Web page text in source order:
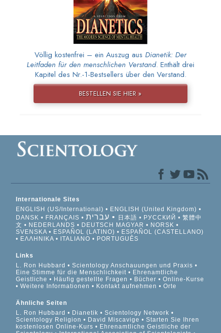
Völlig kostenfrei – ein Auszug aus Dianetik: Der
Leitfaden für den menschlichen Verstand. Enthält drei
Kapitel des Nr.-1-Bestsellers über den Verstand.
BESTELLEN SIE HIER »
Internationale Sites
ENGLISH (US/International)
ENGLISH (United Kingdom)
DANSK
FRANÇAIS עברית 日本語 РУССКИЙ
繁體中
文
NEDERLANDS DEUTSCH MAGYAR
NORSK
SVENSKA
ESPAÑOL (LATINO)
ESPAÑOL (CASTELLANO)
ΕΛΛΗΝΙΚA
ITALIANO PORTUGUÊS
Links
L. Ron Hubbard
Scientology Anschauungen und Praxis
Eine Stimme für die Menschlichkeit
Ehrenamtliche
Geistliche
Häufig gestellte Fragen Bücher
Online-Kurse
Weitere Informationen
Kontakt aufnehmen Orte
Ähnliche Seiten
L. Ron Hubbard
Dianetik
Scientology Network
Scientology Religion
David Miscavige
Starten Sie Ihren
kostenlosen Online-Kurs
Ehrenamtliche Geistliche der